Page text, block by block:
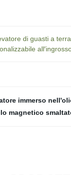
di guasti a
immerso
magnetico